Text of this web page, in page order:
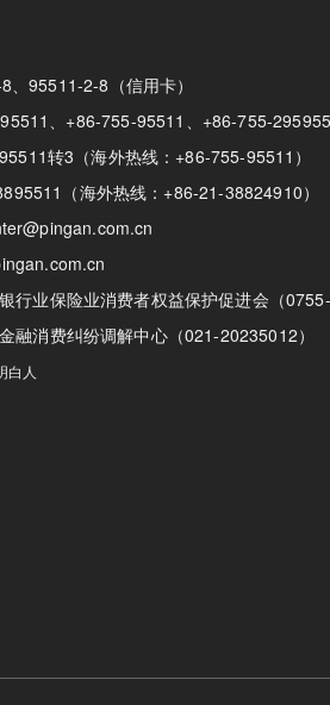
95511-2-8（信用卡）
、+86-755-95511、+86-755-
转3（海外热线：+86-755-95511）
（海外热线：+86-21-38824910）
行业保险业消费者权益保护促进会（
融消费纠纷调解中心（021-20235012）
白人